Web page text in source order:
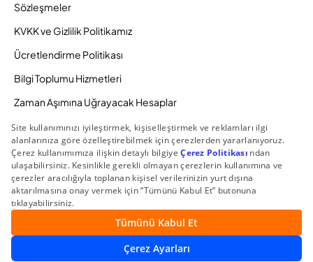
Sözleşmeler
KVKK ve Gizlilik Politikamız
Ücretlendirme Politikası
Bilgi Toplumu Hizmetleri
Zaman Aşımına Uğrayacak Hesaplar
Duyurular ve Kampanyalar
© 2026 Gedik Yatırım Menkul Değerler AŞ. Tüm Hakları